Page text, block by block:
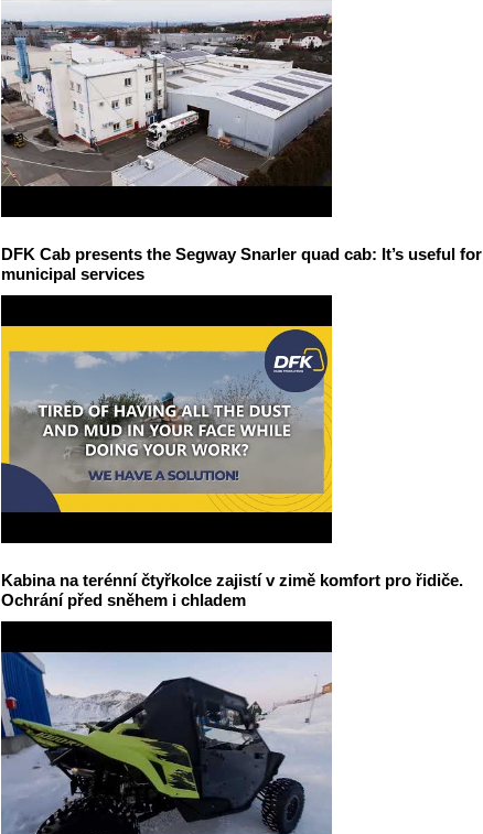
DFK Cab presents the Segway Snarler quad cab: It’s useful for
municipal services
Kabina na terénní čtyřkolce zajistí v zimě komfort pro řidiče.
Ochrání před sněhem i chladem